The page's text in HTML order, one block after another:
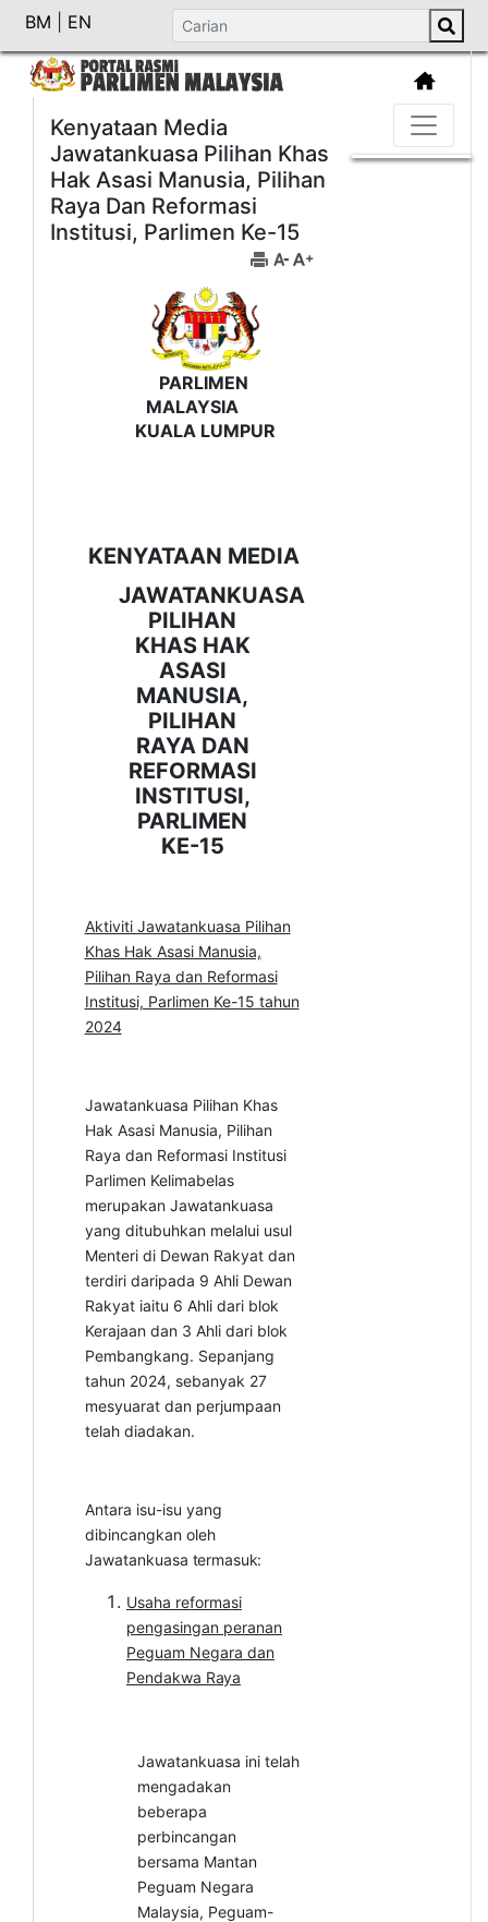
BM EN
Kenyataan Media
Jawatankuasa Pilihan Khas
Hak Asasi Manusia, Pilihan
Raya Dan Reformasi
Institusi, Parlimen Ke-15
PARLIMEN
MALAYSIA
KUALA LUMPUR
KENYATAAN MEDIA
JAWATANKUASA
PILIHAN
KHAS HAK
ASASI
MANUSIA,
PILIHAN
RAYA DAN
REFORMASI
INSTITUSI,
PARLIMEN
KE-15
Aktiviti Jawatankuasa Pilihan
Khas Hak Asasi Manusia,
Pilihan Raya dan Reformasi
Institusi, Parlimen Ke-15 tahun
2024
Jawatankuasa Pilihan Khas
Hak Asasi Manusia, Pilihan
Raya dan Reformasi Institusi
Parlimen Kelimabelas
merupakan Jawatankuasa
yang ditubuhkan melalui usul
Menteri di Dewan Rakyat dan
terdiri daripada 9 Ahli Dewan
Rakyat iaitu 6 Ahli dari blok
Kerajaan dan 3 Ahli dari blok
Pembangkang. Sepanjang
tahun 2024, sebanyak 27
mesyuarat dan perjumpaan
telah diadakan.
Antara isu-isu yang
dibincangkan oleh
Jawatankuasa termasuk:
Usaha reformasi
pengasingan peranan
Peguam Negara dan
Pendakwa Raya
Jawatankuasa ini telah
mengadakan
beberapa
perbincangan
bersama Mantan
Peguam Negara
Malaysia, Peguam-